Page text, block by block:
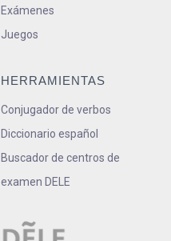
Exámenes
Juegos
HERRAMIENTAS
Conjugador de verbos
Diccionario español
Buscador de centros de
examen DELE